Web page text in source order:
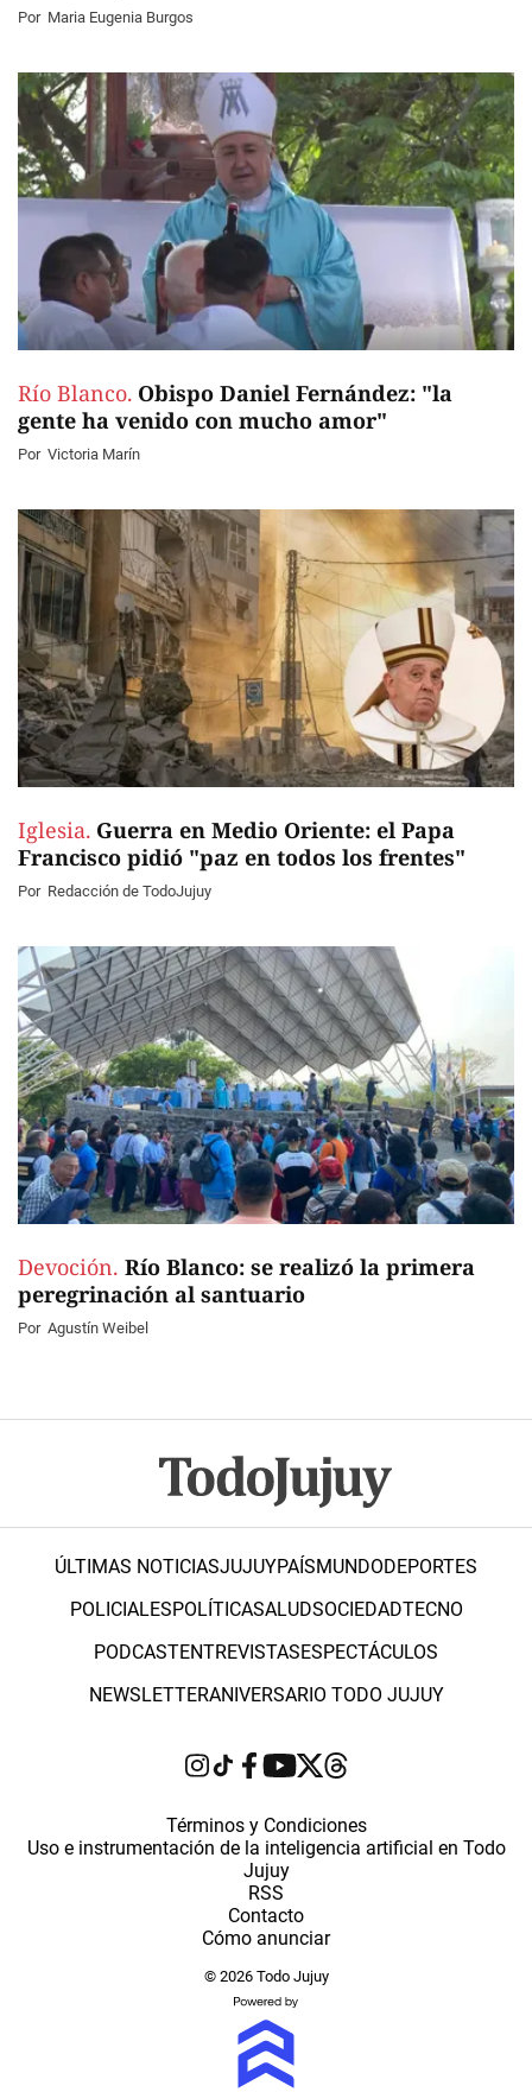
Por Maria Eugenia Burgos
Río Blanco. Obispo Daniel Fernández: "la
gente ha venido con mucho amor"
Por Victoria Marín
Iglesia. Guerra en Medio Oriente: el Papa
Francisco pidió "paz en todos los frentes"
Por Redacción de TodoJujuy
Devoción. Río Blanco: se realizó la primera
peregrinación al santuario
Por Agustín Weibel
ÚLTIMAS NOTICIASJUJUYPAÍSMUNDODEPORTES
POLICIALESPOLÍTICASALUDSOCIEDADTECNO
PODCASTENTREVISTASESPECTÁCULOS
NEWSLETTERANIVERSARIO TODO JUJUY
Términos y Condiciones
Uso e instrumentación de la inteligencia artificial en Todo
Jujuy
RSS
Contacto
Cómo anunciar
© 2026 Todo Jujuy